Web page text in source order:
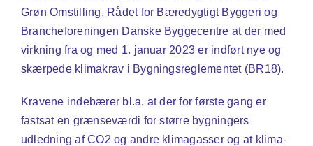
Grøn Omstilling, Rådet for Bæredygtigt Byggeri og
Brancheforeningen Danske Byggecentre at der med
virkning fra og med 1. januar 2023 er indført nye og
skærpede klimakrav i Bygningsreglementet (BR18).
Kravene indebærer bl.a. at der for første gang er
fastsat en grænseværdi for større bygningers
udledning af CO2 og andre klimagasser og at klima-